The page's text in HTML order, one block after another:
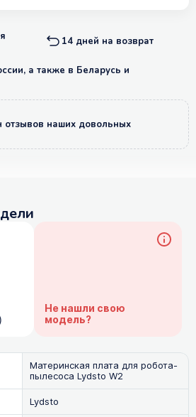
14 дней на возврат
а также в Беларусь и
отзывов наших довольных
Не нашли свою
модель?
Материнская плата для робота-
пылесоса Lydsto W2
Lydsto